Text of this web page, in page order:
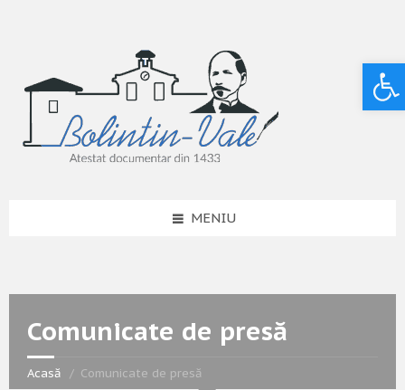
MENIU
Comunicate de presă
Acasă Comunicate de presă
Deschide bara de unelte